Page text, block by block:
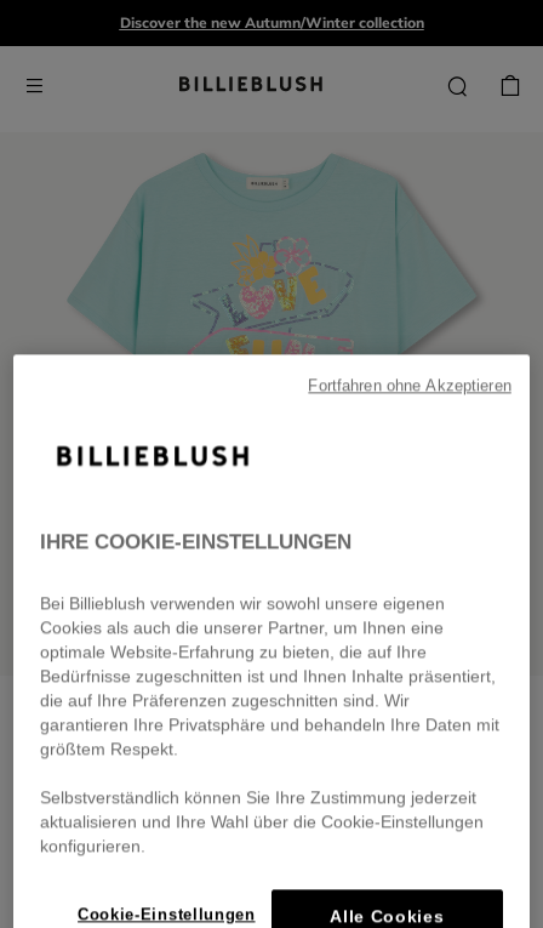
Discover the new Autumn/Winter collection
Party dressturquoise
Pay in 4 interest-free instalments
🔒 Secure payment & easy returns
IHRE COOKIE-EINSTELLUNGEN
Bei Billieblush verwenden wir sowohl unsere eigenen
Cookies als auch die unserer Partner, um Ihnen eine
optimale Website-Erfahrung zu bieten, die auf Ihre
Bedürfnisse zugeschnitten ist und Ihnen Inhalte präsentiert,
die auf Ihre Präferenzen zugeschnitten sind. Wir
garantieren Ihre Privatsphäre und behandeln Ihre Daten mit
größtem Respekt.
Selbstverständlich können Sie Ihre Zustimmung jederzeit
aktualisieren und Ihre Wahl über die Cookie-Einstellungen
konfigurieren.
Cookie-Einstellungen
Alle Cookies
Fortfahren ohne Akzeptieren